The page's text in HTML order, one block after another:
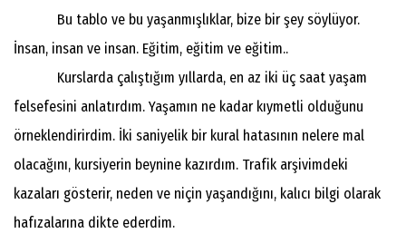
Bu tablo ve bu yaşanmışlıklar, bize bir şey söylüyor.
İnsan, insan ve insan. Eğitim, eğitim ve eğitim..
Kurslarda çalıştığım yıllarda, en az iki üç saat yaşam
felsefesini anlatırdım. Yaşamın ne kadar kıymetli olduğunu
örneklendirirdim. İki saniyelik bir kural hatasının nelere mal
olacağını, kursiyerin beynine kazırdım. Trafik arşivimdeki
kazaları gösterir, neden ve niçin yaşandığını, kalıcı bilgi olarak
hafızalarına dikte ederdim.